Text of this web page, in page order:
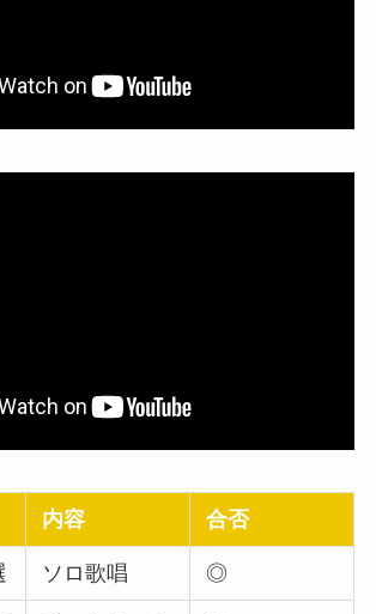
内容 合否
ソロ歌唱 ◎